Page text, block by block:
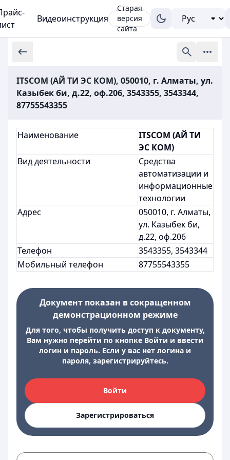
Видеоинструкция
Старая
версия
сайта
ITSCOM (АЙ ТИ ЭС КОМ), 050010, г. Алматы, ул.
Казыбек би, д.22, оф.206, 3543355, 3543344,
87755543355
Наименование
ITSCOM (АЙ ТИ
ЭС КОМ)
Вид деятельности
Средства
автоматизации и
информационные
технологии
Адрес
050010, г. Алматы,
ул. Казыбек би,
д.22, оф.206
Телефон
3543355, 3543344
Мобильный телефон
87755543355
Документ показан в сокращенном
демонстрационном режиме
Для того, чтобы получить доступ к документу,
Вам нужно перейти по кнопке Войти и ввести
логин и пароль. Если у вас нет логина и
пароля, зарегистрируйтесь.
Войти
Зарегистрироваться